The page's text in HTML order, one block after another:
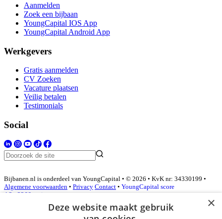
Aanmelden
Zoek een bijbaan
YoungCapital IOS App
YoungCapital Android App
Werkgevers
Gratis aanmelden
CV Zoeken
Vacature plaatsen
Veilig betalen
Testimonials
Social
Bijbanen.nl is onderdeel van YoungCapital • © 2026 • KvK nr: 34330199 •
Algemene voorwaarden • Privacy Contact • YoungCapital score
4.3 - 3366 reviews
×
Deze website maakt gebruik